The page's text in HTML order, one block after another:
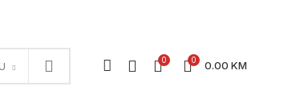
0 0 0.00 KM